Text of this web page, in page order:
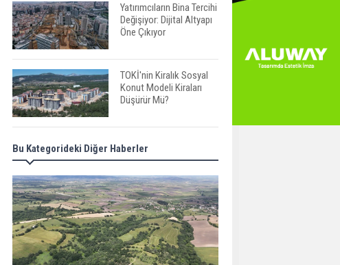
Yatırımcıların Bina Tercihi
Değişiyor: Dijital Altyapı
Öne Çıkıyor
TOKİ'nin Kiralık Sosyal
Konut Modeli Kiraları
Düşürür Mü?
İkinci El Konut Fiyatları
İspanya'da Bir Yılda
Konut Satışları Güçlü
Seyrini Korudu Yabancıya
Satış Geriledi
Bu Kategorideki Diğer Haberler